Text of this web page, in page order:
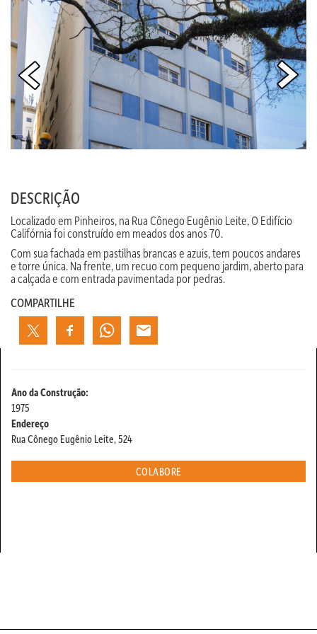
DESCRIÇÃO
Localizado em Pinheiros, na Rua Cônego Eugênio Leite, O Edifício
Califórnia foi construído em meados dos anos 70.
Com sua fachada em pastilhas brancas e azuis, tem poucos andares
e torre única. Na frente, um recuo com pequeno jardim, aberto para
a calçada e com entrada pavimentada por pedras.
COMPARTILHE
Ano da Construção:
1975
Endereço
Rua Cônego Eugênio Leite, 524
COLABORE